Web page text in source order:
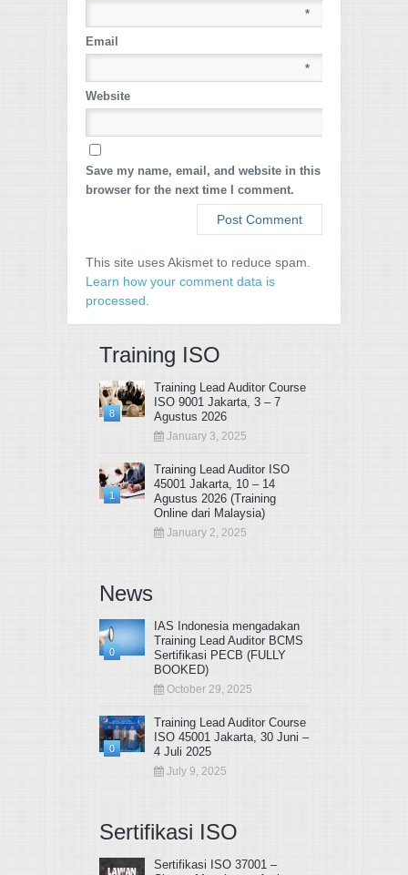
*
Email
*
Website
Save my name, email, and website in this
browser for the next time I comment.
This site uses Akismet to reduce spam.
Learn how your comment data is
processed
Training ISO
8
Training Lead Auditor Course
ISO 9001 Jakarta, 3 – 7
Agustus 2026
January 3, 2025
1
Training Lead Auditor ISO
45001 Jakarta, 10 – 14
Agustus 2026 (Training
Online dari Malaysia)
January 2, 2025
News
0
IAS Indonesia mengadakan
Training Lead Auditor BCMS
Sertifikasi PECB (FULLY
BOOKED)
October 29, 2025
0
Training Lead Auditor Course
ISO 45001 Jakarta, 30 Juni –
4 Juli 2025
July 9, 2025
Sertifikasi ISO
Sertifikasi ISO 37001 –